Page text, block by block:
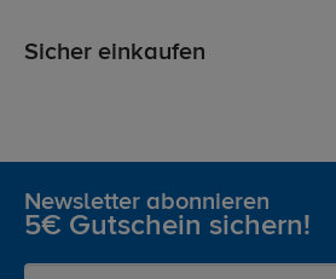
Sicher einkaufen
Newsletter abonnieren
5€ Gutschein sichern!